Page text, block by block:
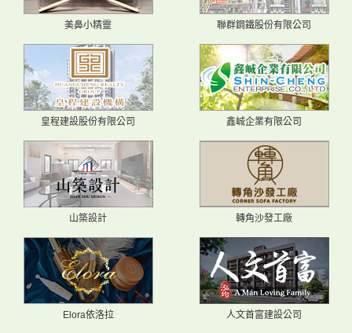
美鼻小精靈 聯群鋼鐵股份有限公司
皇程建設股份有限公司 鑫峸企業有限公司
山築設計 轉角沙發工廠
Elora依洛拉 人文首富建設公司